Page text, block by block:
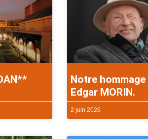
Notre hommage
Edgar MORIN.
2 juin 2026